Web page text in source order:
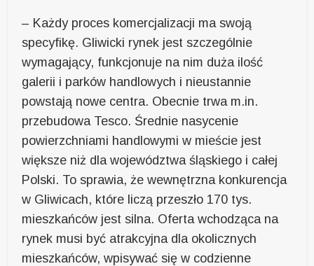
– Każdy proces komercjalizacji ma swoją
specyfikę. Gliwicki rynek jest szczególnie
wymagający, funkcjonuje na nim duża ilość
galerii i parków handlowych i nieustannie
powstają nowe centra. Obecnie trwa m.in.
przebudowa Tesco. Średnie nasycenie
powierzchniami handlowymi w mieście jest
większe niż dla województwa śląskiego i całej
Polski. To sprawia, że wewnętrzna konkurencja
w Gliwicach, które liczą przeszło 170 tys.
mieszkańców jest silna. Oferta wchodząca na
rynek musi być atrakcyjna dla okolicznych
mieszkańców, wpisywać się w codzienne